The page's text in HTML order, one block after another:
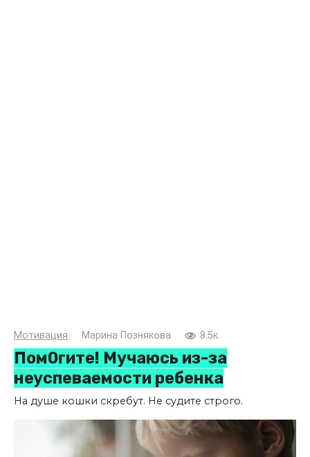
Мотивация Марина Познякова 8.5к.
Пом0гите! Мучаюсь из-за
неуспеваемости ребенка
На душе кошки скребут. Не судите строго.